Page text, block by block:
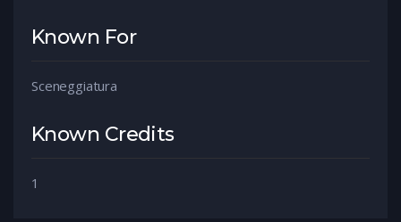
Known For
Sceneggiatura
Known Credits
1